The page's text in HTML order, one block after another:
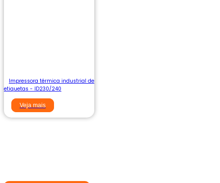
Impressora térmica industrial de
etiquetas - ID230/240
Veja mais